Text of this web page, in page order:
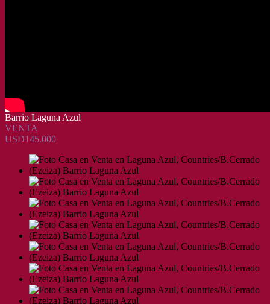
Barrio Laguna Azul
VENTA
USD145.000